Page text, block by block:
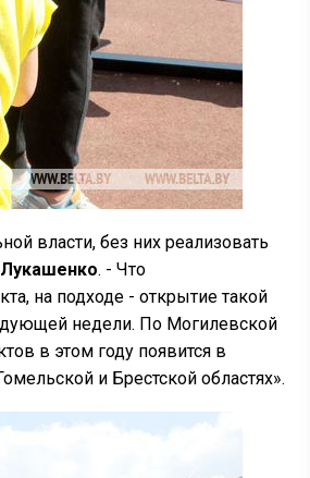
власти, без них реализовать
. - Что
на подходе - открытие такой
недели. По Могилевской
в этом году появится в
и Брестской областях».